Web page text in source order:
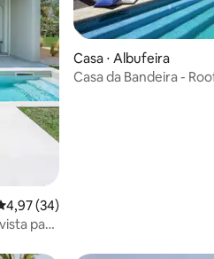
de uma avaliação média de 5,
4,97 (34)
para
Casa ⋅ Albufeira
Casa da Bandeira -